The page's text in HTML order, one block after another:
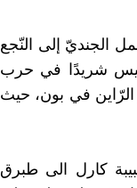
الجنديّ إلى النّجع
ليس شريدًا في حرب
في بون، حيث
كارل الى طبرق